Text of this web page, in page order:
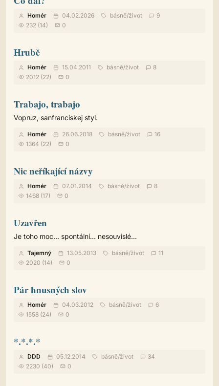
Homér 04.02.2026 básně/život
9
232 (14)
0
Hrubě
Homér 15.04.2011 básně/život
8
2012 (22)
0
Trabajo, trabajo
Vopruz, sanfranciskej styl.
Homér 26.06.2018 básně/život
16
1364 (22)
0
Nic neříkající názvy
Homér 07.01.2014 básně/život
8
1468 (17)
0
Uzavřen
Je toho moc... spontální... nesouvislé...
Tajemný 13.05.2013 básně/život
11
2020 (14)
0
Pár hnusných slov
Homér 04.03.2012 básně/život
6
1558 (24)
0
*.*.*.*
DDD 05.12.2014 básně/život
34
2230 (40)
0